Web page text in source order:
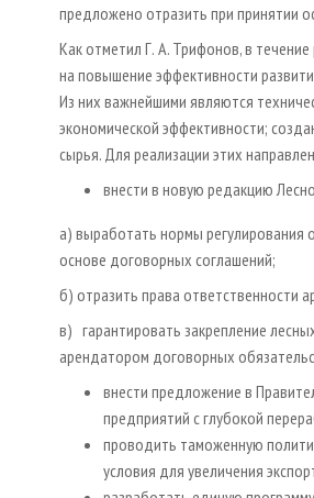
предложено отразить при принятии
Как отметил Г. А. Трифонов, в
на повышение эффективности
Из них важнейшими являются
экономической эффективности;
сырья. Для реализации этих
внести в новую редакцию
а) выработать нормы регулирования
основе договорных соглашений;
б) отразить права ответственности
в) гарантировать закрепление
арендатором договорных
внести предложение в
предприятий с глубокой
проводить таможенную
условия для увеличения